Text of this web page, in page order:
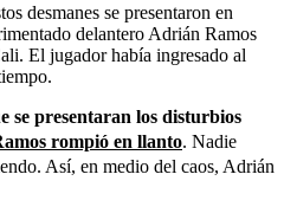
desmanes se presentaron en
delantero Adrián Ramos
El jugador había ingresado al
se presentaran los disturbios
rompió en llanto. Nadie
Así, en medio del caos, Adrián